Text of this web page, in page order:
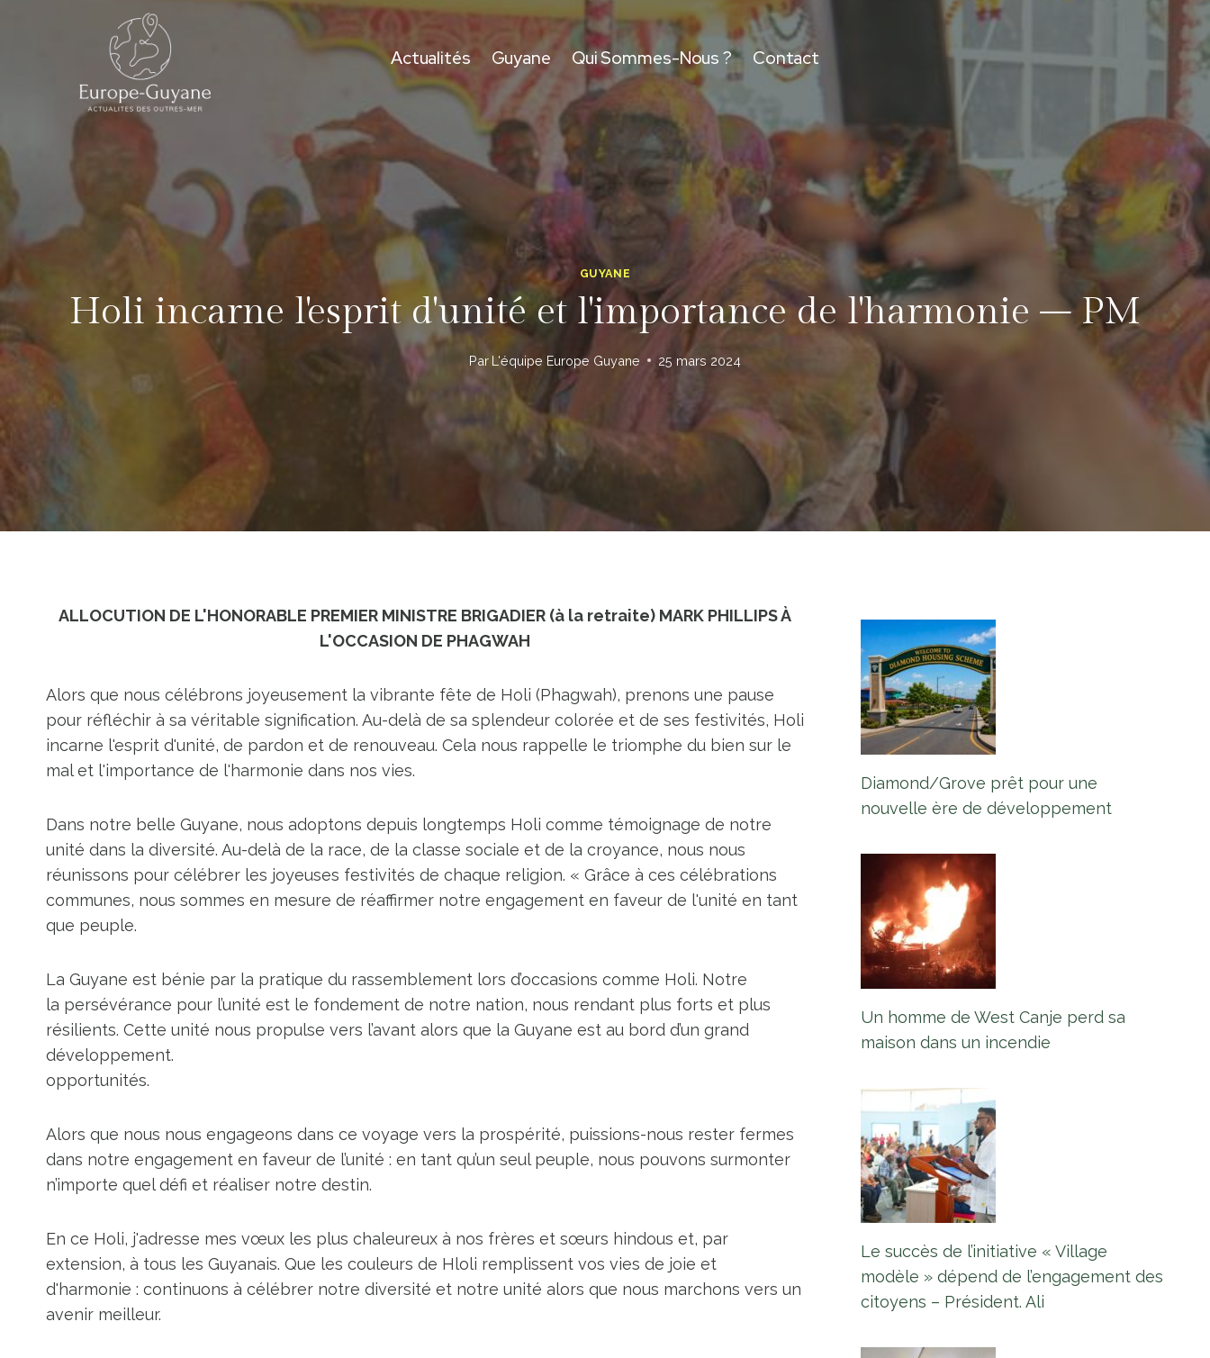
Actualités Guyane Qui Sommes-Nous ? Contact
GUYANE
Holi incarne l'esprit d'unité et l'importance de l'harmonie – PM
Par L'équipe Europe Guyane 25 mars 2024
ALLOCUTION DE L'HONORABLE PREMIER MINISTRE BRIGADIER (à la retraite) MARK PHILLIPS À
L'OCCASION DE PHAGWAH
Alors que nous célébrons joyeusement la vibrante fête de Holi (Phagwah), prenons une pause
pour réfléchir à sa véritable signification. Au-delà de sa splendeur colorée et de ses festivités, Holi
incarne l'esprit d'unité, de pardon et de renouveau. Cela nous rappelle le triomphe du bien sur le
mal et l'importance de l'harmonie dans nos vies.
Dans notre belle Guyane, nous adoptons depuis longtemps Holi comme témoignage de notre
unité dans la diversité. Au-delà de la race, de la classe sociale et de la croyance, nous nous
réunissons pour célébrer les joyeuses festivités de chaque religion. « Grâce à ces célébrations
communes, nous sommes en mesure de réaffirmer notre engagement en faveur de l'unité en tant
que peuple.
La Guyane est bénie par la pratique du rassemblement lors d’occasions comme Holi. Notre
la persévérance pour l’unité est le fondement de notre nation, nous rendant plus forts et plus
résilients. Cette unité nous propulse vers l’avant alors que la Guyane est au bord d’un grand
développement.
opportunités.
Alors que nous nous engageons dans ce voyage vers la prospérité, puissions-nous rester fermes
dans notre engagement en faveur de l’unité : en tant qu’un seul peuple, nous pouvons surmonter
n’importe quel défi et réaliser notre destin.
En ce Holi, j'adresse mes vœux les plus chaleureux à nos frères et sœurs hindous et, par
extension, à tous les Guyanais. Que les couleurs de Hloli remplissent vos vies de joie et
d'harmonie : continuons à célébrer notre diversité et notre unité alors que nous marchons vers un
avenir meilleur.
Diamond/Grove prêt pour une
nouvelle ère de développement
Un homme de West Canje perd sa
maison dans un incendie
Le succès de l’initiative « Village
modèle » dépend de l’engagement des
citoyens – Président. Ali